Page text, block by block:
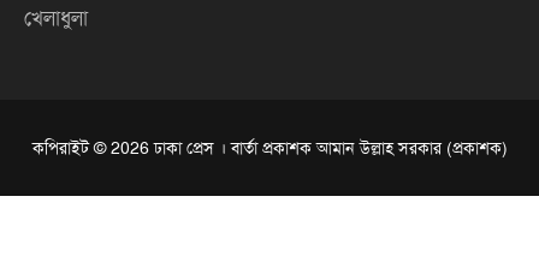
খেলাধুলা
কপিরাইট © 2026 ঢাকা প্রেস । বার্তা প্রকাশক আমান উল্লাহ সরকার (প্রকাশক)